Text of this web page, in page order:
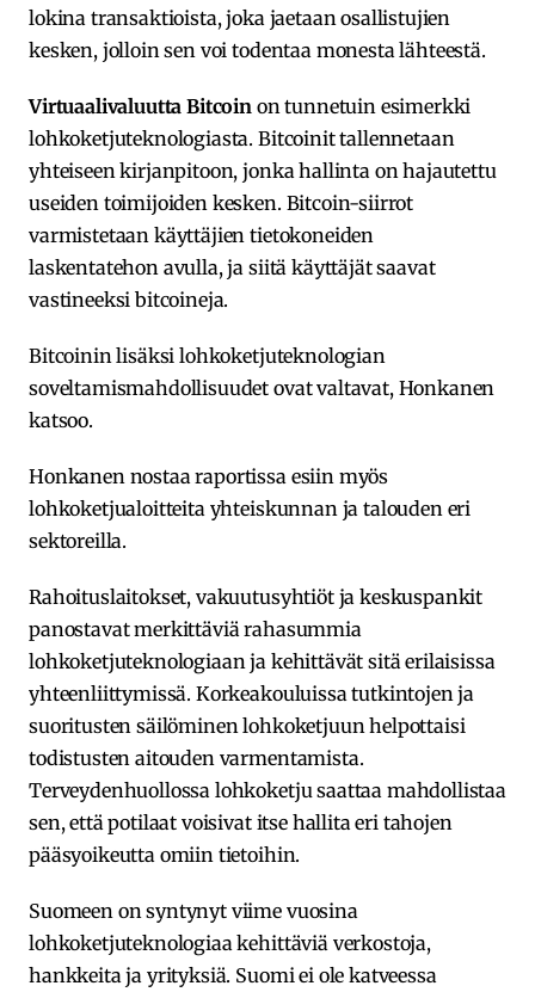
lokina transaktioista, joka jaetaan osallistujien
kesken, jolloin sen voi todentaa monesta lähteestä.
Virtuaalivaluutta Bitcoin on tunnetuin esimerkki
lohkoketjuteknologiasta. Bitcoinit tallennetaan
yhteiseen kirjanpitoon, jonka hallinta on hajautettu
useiden toimijoiden kesken. Bitcoin-siirrot
varmistetaan käyttäjien tietokoneiden
laskentatehon avulla, ja siitä käyttäjät saavat
vastineeksi bitcoineja.
Bitcoinin lisäksi lohkoketjuteknologian
soveltamismahdollisuudet ovat valtavat, Honkanen
katsoo.
Honkanen nostaa raportissa esiin myös
lohkoketjualoitteita yhteiskunnan ja talouden eri
sektoreilla.
Rahoituslaitokset, vakuutusyhtiöt ja keskuspankit
panostavat merkittäviä rahasummia
lohkoketjuteknologiaan ja kehittävät sitä erilaisissa
yhteenliittymissä. Korkeakouluissa tutkintojen ja
suoritusten säilöminen lohkoketjuun helpottaisi
todistusten aitouden varmentamista.
Terveydenhuollossa lohkoketju saattaa mahdollistaa
sen, että potilaat voisivat itse hallita eri tahojen
pääsyoikeutta omiin tietoihin.
Suomeen on syntynyt viime vuosina
lohkoketjuteknologiaa kehittäviä verkostoja,
hankkeita ja yrityksiä. Suomi ei ole katveessa